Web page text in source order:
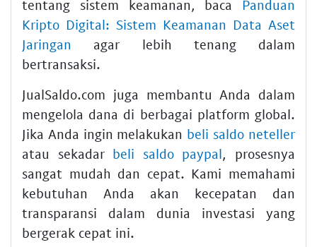
tentang sistem keamanan, baca Panduan
Kripto Digital: Sistem Keamanan Data Aset
Jaringan agar lebih tenang dalam
bertransaksi.
JualSaldo.com juga membantu Anda dalam
mengelola dana di berbagai platform global.
Jika Anda ingin melakukan beli saldo neteller
atau sekadar beli saldo paypal, prosesnya
sangat mudah dan cepat. Kami memahami
kebutuhan Anda akan kecepatan dan
transparansi dalam dunia investasi yang
bergerak cepat ini.